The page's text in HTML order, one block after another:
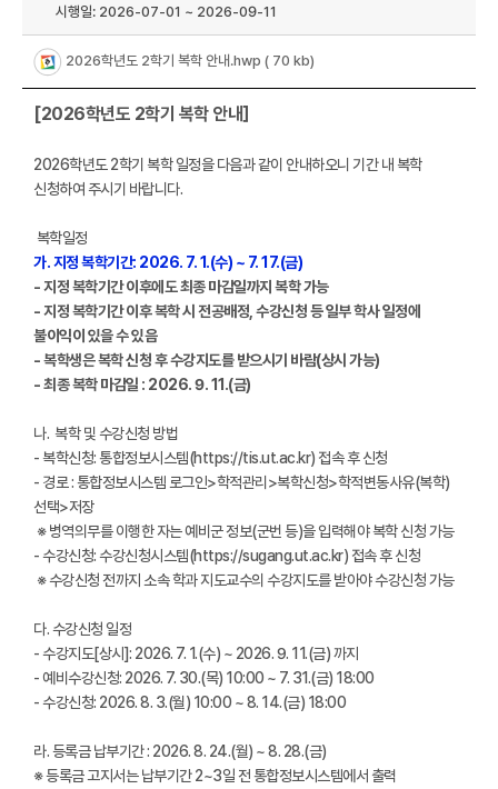
시행일: 2026-07-01 ~ 2026-09-11
2026학년도 2학기 복학 안내.hwp ( 70 kb)
[2026학년도 2학기 복학 안내］
2026학년도 2학기 복학 일정을 다음과 같이 안내하오니 기간 내 복학
신청하여 주시기 바랍니다.
복학일정
가. 지정 복학기간: 2026. 7. 1.(수) ~ 7. 17.(금)
- 지정 복학기간 이후에도 최종 마감일까지 복학 가능
- 지정 복학기간 이후 복학 시 전공배정, 수강신청 등 일부 학사 일정에
불이익이 있을 수 있음
- 복학생은 복학 신청 후 수강지도를 받으시기 바람(상시 가능)
- 최종 복학 마감일 : 2026. 9. 11.(금)
나. 복학 및 수강신청 방법
- 복학신청: 통합정보시스템(https://tis.ut.ac.kr) 접속 후 신청
- 경로 : 통합정보시스템 로그인>학적관리>복학신청>학적변동사유(복학)
선택>저장
※ 병역의무를 이행한 자는 예비군 정보(군번 등)을 입력해야 복학 신청 가능
- 수강신청: 수강신청시스템(https://sugang.ut.ac.kr) 접속 후 신청
※ 수강신청 전까지 소속 학과 지도교수의 수강지도를 받아야 수강신청 가능
다. 수강신청 일정
- 수강지도[상시]: 2026. 7. 1.(수) ~ 2026. 9. 11.(금) 까지
- 예비수강신청: 2026. 7. 30.(목) 10:00 ~ 7. 31.(금) 18:00
- 수강신청: 2026. 8. 3.(월) 10:00 ~ 8. 14.(금) 18:00
라. 등록금 납부기간 : 2026. 8. 24.(월) ~ 8. 28.(금)
※ 등록금 고지서는 납부기간 2~3일 전 통합정보시스템에서 출력